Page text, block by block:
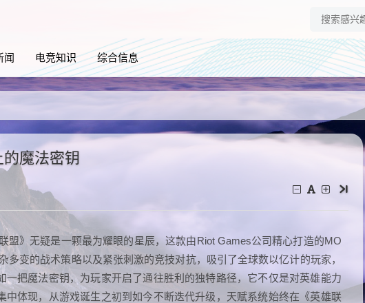
闻 电竞知识 综合信息
魔法密钥
盟》无疑是一颗最为耀眼的星辰，这款由Riot Games公司精心打造的MO
多变的战术策略以及紧张刺激的竞技对抗，吸引了全球数以亿计的玩家，
一把魔法密钥，为玩家开启了通往胜利的独特路径，它不仅是对英雄能力
中体现，从游戏诞生之初到如今不断迭代升级，天赋系统始终在《英雄联